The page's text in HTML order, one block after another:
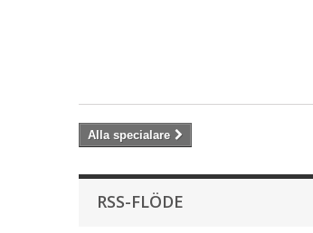
Alla specialare
RSS-FLÖDE